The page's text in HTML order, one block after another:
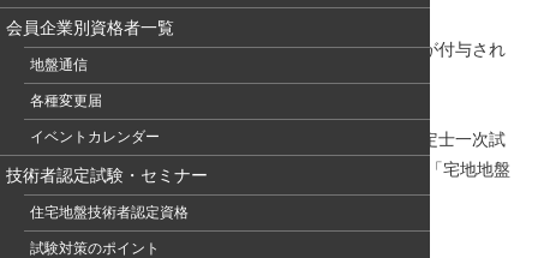
会員企業別資格者一覧
地盤通信
各種変更届
イベントカレンダー
技術者認定試験・セミナー
住宅地盤技術者認定資格
試験対策のポイント
～6/30）
昨年度から「住宅地盤技士」にも一次試験の受験資格が付与され
ています。チャレンジを期待します。
詳細は、地盤品質判定士協議会HP
また、（一社）地盤品質判定士会主催の「地盤品質判定士一次試
験 受験資格付与講習会」と地盤工学会関西支部主催の「宅地地盤
の品質評価に関する技術講習会」も紹介しています。
地盤通信379